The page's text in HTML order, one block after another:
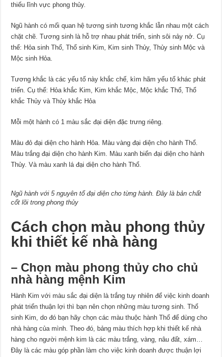
thiếu lĩnh vực phong thủy.
Ngũ hành có mối quan hệ tương sinh tương khắc lẫn nhau một cách
chặt chẽ. Tương sinh là hỗ trợ nhau phát triển, sinh sôi nảy nở. Cụ
thể: Hỏa sinh Thổ, Thổ sinh Kim, Kim sinh Thủy, Thủy sinh Mộc và
Mộc sinh Hỏa.
Tương khắc là các yếu tố này khắc chế, kìm hãm yếu tố khác phát
triển. Cụ thể: Hỏa khắc Kim, Kim khắc Mộc, Mộc khắc Thổ, Thổ
khắc Thủy và Thủy khắc Hỏa
Mỗi một hành có 1 màu sắc đại diện đặc trưng riêng.
Màu đỏ đại diện cho hành Hỏa. Màu vàng đại diện cho hành Thổ.
Màu trắng đại diện cho hành Kim. Màu xanh biển đại diện cho hành
Thủy. Và màu xanh lá đại diện cho hành Thổ.
Ngũ hành với 5 nguyên tố đại diện cho từng hành. Đây là bản chất
cốt lõi trong phong thủy
Cách chọn màu phong thủy
khi thiết kế nhà hàng
– Chọn màu phong thủy cho chủ
nhà hàng mệnh Kim
Hành Kim với màu sắc đại diện là trắng tuy nhiên để việc kinh doanh
phát triển thuận lợi thì bạn nên chọn những màu tương sinh. Thổ
sinh Kim, do đó bạn hãy chọn các màu thuộc hành Thổ để dùng cho
nhà hàng của mình. Theo đó, bảng màu thích hợp khi thiết kế nhà
hàng cho người mệnh kim là các màu trắng, vàng, nâu đất, xám…
Đây là các màu góp phần làm cho việc kinh doanh được thuận lợi